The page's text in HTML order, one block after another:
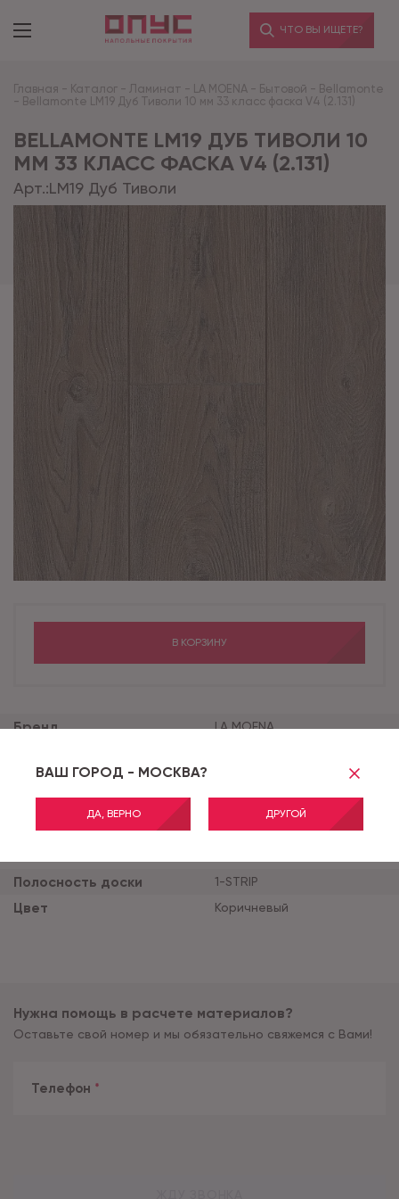
ВАШ ГОРОД - МОСКВА?
ДА, ВЕРНО ДРУГОЙ
ЧТО ВЫ ИЩЕТЕ?
Главная - Каталог - Ламинат - LA MOENA - Бытовой - Bellamonte
- Bellamonte LM19 Дуб Тиволи 10 мм 33 класс фаска V4 (2.131)
BELLAMONTE LM19 ДУБ ТИВОЛИ 10
ММ 33 КЛАСС ФАСКА V4 (2.131)
Арт.:LM19 Дуб Тиволи
Бренд LA MOENA
Класс применения
Толщина продукта (мм)
Ширина планки (мм) 193
Полосность доски 1-STRIP
Цвет Коричневый
В КОРЗИНУ
Нужна помощь в расчете материалов?
Оставьте свой номер и мы обязательно свяжемся с Вами!
Телефон *